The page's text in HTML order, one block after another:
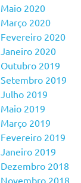
Maio 2020
Março 2020
Fevereiro 2020
Janeiro 2020
Outubro 2019
Setembro 2019
Julho 2019
Maio 2019
Março 2019
Fevereiro 2019
Janeiro 2019
Dezembro 2018
Novembro 2018